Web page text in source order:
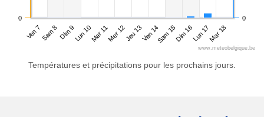
Ven 7Sam 8Dim 9Lun 10Mar 11Mer 12Jeu 13Ven 14Sam 15Dim 16Lun 17Mar 18
0 0
www.meteobelgique.be
Températures et précipitations pour les prochains jours.